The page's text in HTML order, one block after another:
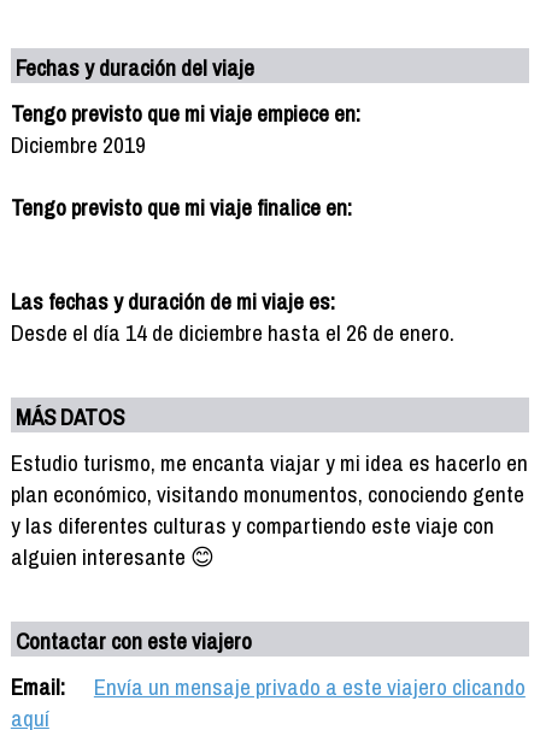
Fechas y duración del viaje
Tengo previsto que mi viaje empiece en:
Diciembre 2019
Tengo previsto que mi viaje finalice en:
Las fechas y duración de mi viaje es:
Desde el día 14 de diciembre hasta el 26 de enero.
MÁS DATOS
Estudio turismo, me encanta viajar y mi idea es hacerlo en
plan económico, visitando monumentos, conociendo gente
y las diferentes culturas y compartiendo este viaje con
alguien interesante 😊
Contactar con este viajero
Email:
Envía un mensaje privado a este viajero clicando
aquí